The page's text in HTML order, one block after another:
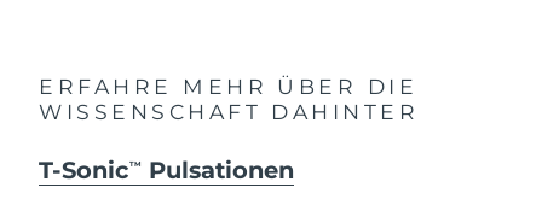
ERFAHRE MEHR ÜBER DIE
WISSENSCHAFT DAHINTER
T-SonicTM Pulsationen